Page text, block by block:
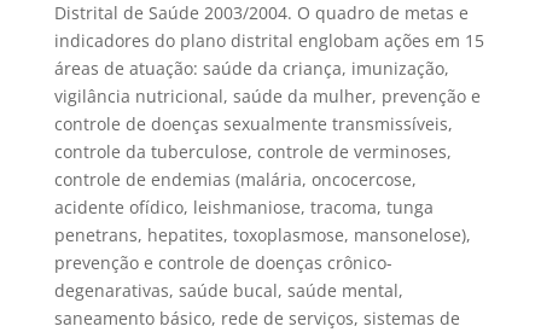
Distrital de Saúde 2003/2004. O quadro de metas e
indicadores do plano distrital englobam ações em 15
áreas de atuação: saúde da criança, imunização,
vigilância nutricional, saúde da mulher, prevenção e
controle de doenças sexualmente transmissíveis,
controle da tuberculose, controle de verminoses,
controle de endemias (malária, oncocercose,
acidente ofídico, leishmaniose, tracoma, tunga
penetrans, hepatites, toxoplasmose, mansonelose),
prevenção e controle de doenças crônico-
degenarativas, saúde bucal, saúde mental,
saneamento básico, rede de serviços, sistemas de